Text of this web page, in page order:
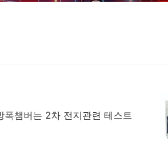
폭챔버는 2차 전지관련 테스트